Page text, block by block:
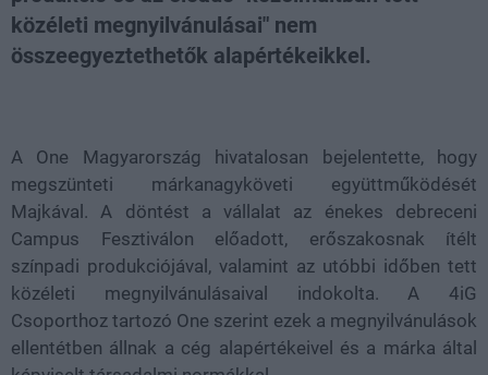
közéleti megnyilvánulásai" nem
összeegyeztethetők alapértékeikkel.
A One Magyarország hivatalosan bejelentette, hogy
megszünteti márkanagyköveti együttműködését
Majkával. A döntést a vállalat az énekes debreceni
Campus Fesztiválon előadott, erőszakosnak ítélt
színpadi produkciójával, valamint az utóbbi időben tett
közéleti megnyilvánulásaival indokolta. A 4iG
Csoporthoz tartozó One szerint ezek a megnyilvánulások
ellentétben állnak a cég alapértékeivel és a márka által